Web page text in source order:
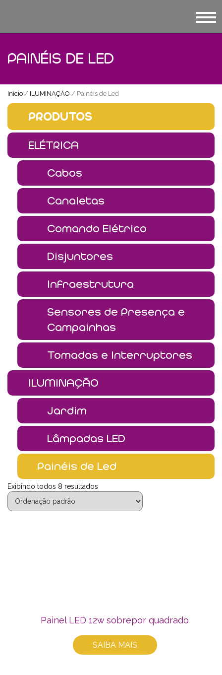
PAINÉIS DE LED
Início / ILUMINAÇÃO / Painéis de Led
PRODUTOS
ELÉTRICA
Cabos
Canaletas
Comando Elétrico
Disjuntores
Infraestrutura
Sensores de Presença e
Campainhas
Tomadas e Interruptores
ILUMINAÇÃO
Jardim
Lâmpadas LED
Painéis de Led
Exibindo todos 8 resultados
Painel LED 12w sobrepor quadrado
SAIBA MAIS